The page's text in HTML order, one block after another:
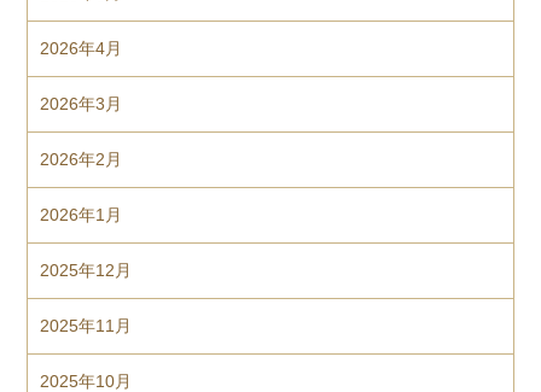
2026年4月
2026年3月
2026年2月
2026年1月
2025年12月
2025年11月
2025年10月